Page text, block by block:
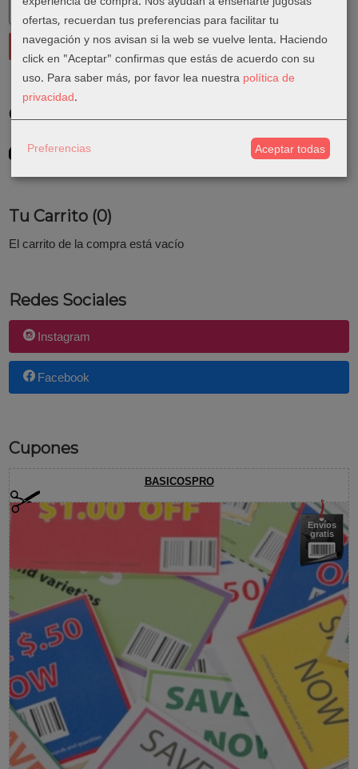
Costes de Envío
GRATIS *
Tu Carrito (0)
El carrito de la compra está vacío
Redes Sociales
Instagram
Facebook
Cupones
BASICOSPRO
Envíos
gratis
ofertas, recuerdan tus preferencias para facilitar tu
navegación y nos avisan si la web se vuelve lenta. Haciendo
click en "Aceptar" confirmas que estás de acuerdo con su
uso. Para saber más, por favor lea nuestra política de
privacidad.
Preferencias Aceptar todas